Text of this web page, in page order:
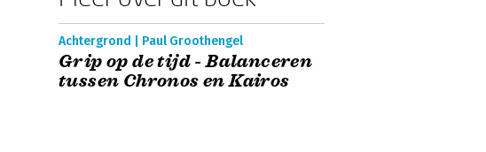
Achtergrond | Paul Groothengel
Grip op de tijd - Balanceren
tussen Chronos en Kairos